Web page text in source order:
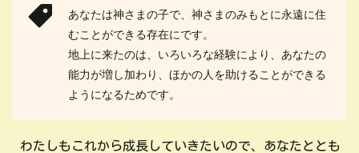
あなたは神さまの子で、神さまのみもとに永遠に住
むことができる存在にです。
地上に来たのは、いろいろな経験により、あなたの
能力が増し加わり、ほかの人を助けることができる
ようになるためです。
わたしもこれから成長していきたいので、あなたととも